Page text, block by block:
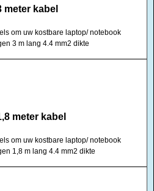
kabel
om uw kostbare laptop/ notebook
3 m lang 4.4 mm2 dikte
meter kabel
om uw kostbare laptop/ notebook
1,8 m lang 4.4 mm2 dikte